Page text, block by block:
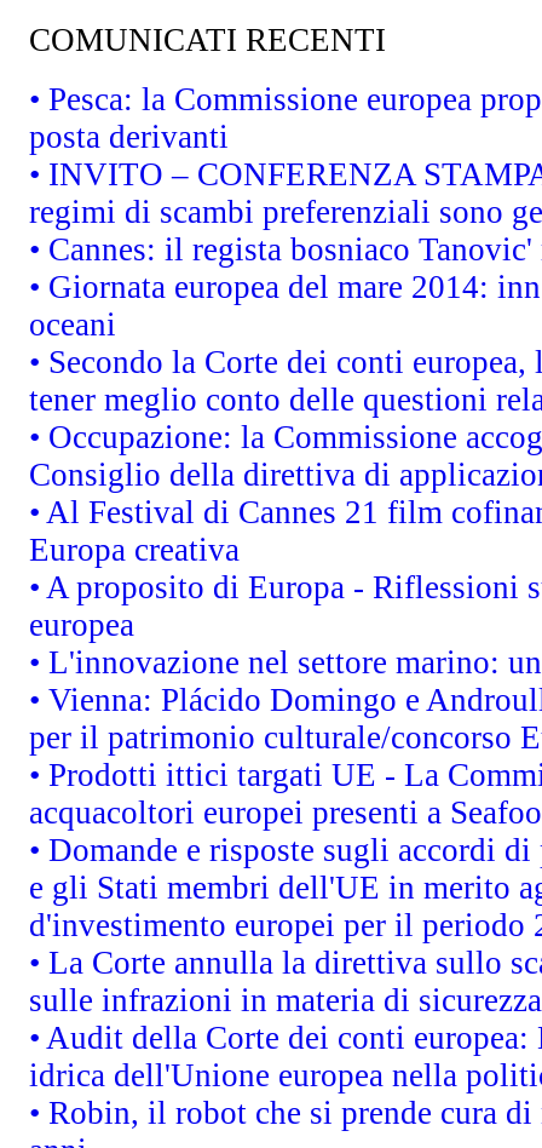
COMUNICATI RECENTI
• Pesca: la Commissione europea
posta derivanti
• INVITO – CONFERENZA
regimi di scambi preferenziali sono
• Cannes: il regista bosniaco
• Giornata europea del mare 2014:
oceani
• Secondo la Corte dei conti
tener meglio conto delle questioni
• Occupazione: la Commissione
Consiglio della direttiva di
• Al Festival di Cannes 21 film
Europa creativa
• A proposito di Europa - Riflessioni
europea
• L'innovazione nel settore marino:
• Vienna: Plácido Domingo e
per il patrimonio culturale/concorso
• Prodotti ittici targati UE - La
acquacoltori europei presenti a
• Domande e risposte sugli accordi
e gli Stati membri dell'UE in merito
d'investimento europei per il periodo
• La Corte annulla la direttiva sullo
sulle infrazioni in materia di
• Audit della Corte dei conti
idrica dell'Unione europea nella
• Robin, il robot che si prende cura